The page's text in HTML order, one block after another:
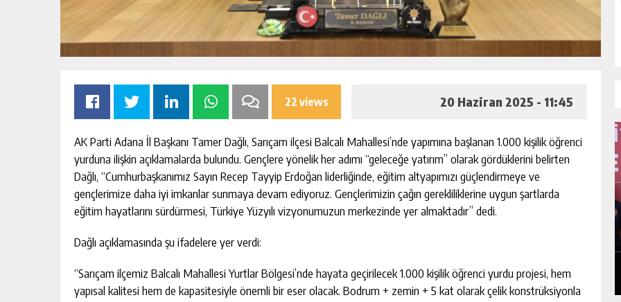
22 views 20 Haziran 2025 - 11:45
AK Parti Adana İl Başkanı Tamer Dağlı, Sarıçam ilçesi Balcalı Mahallesi’nde yapımına başlanan 1.000 kişilik öğrenci
yurduna ilişkin açıklamalarda bulundu. Gençlere yönelik her adımı “geleceğe yatırım” olarak gördüklerini belirten
Dağlı, “Cumhurbaşkanımız Sayın Recep Tayyip Erdoğan liderliğinde, eğitim altyapımızı güçlendirmeye ve
gençlerimize daha iyi imkanlar sunmaya devam ediyoruz. Gençlerimizin çağın gerekliliklerine uygun şartlarda
eğitim hayatlarını sürdürmesi, Türkiye Yüzyılı vizyonumuzun merkezinde yer almaktadır” dedi.
Dağlı açıklamasında şu ifadelere yer verdi:
“Sarıçam ilçemiz Balcalı Mahallesi Yurtlar Bölgesi’nde hayata geçirilecek 1.000 kişilik öğrenci yurdu projesi, hem
yapısal kalitesi hem de kapasitesiyle önemli bir eser olacak. Bodrum + zemin + 5 kat olarak çelik konstrüksiyonla
GÜNLÜK HABER AKIŞI
ARIZALANAN IÇME SUYU HATTI
MHP ADANA’DA 15 İLÇE KONGRESINI
GÜNLÜK
“İTFAIYECILIK
DEĞIL,
INSAN SEVGISININ